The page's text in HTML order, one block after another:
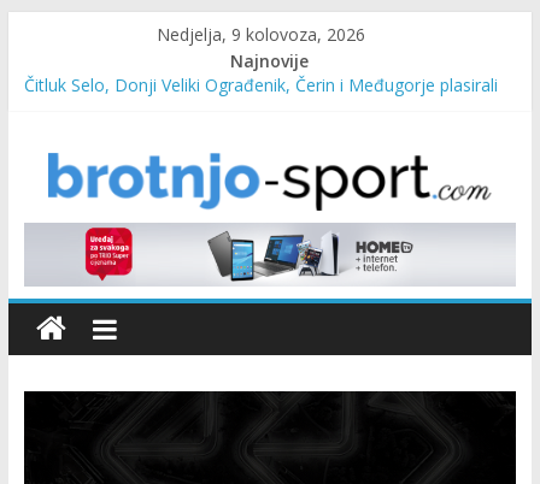
Nedjelja, 9 kolovoza, 2026
Najnovije
Čitluk Selo, Donji Veliki Ograđenik, Čerin i Međugorje plasirali
Marin Čilić napredovao na ATP ljestvici
Poznati polufinalisti MNL MZ općine Čitluk – Brotnjo 2026.
Predsjednica Vlade Marija Buhač, ministar Ivo Bevanda i
načelnik Marin Radišić čestitali organizatoricama na realizaciji
sportsko edukativnog kampa “Izlazi vani”